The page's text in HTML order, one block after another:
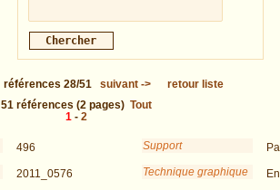
références 28/51 suivant->
retour liste
51 références (2 pages) Tout
1 - 2
496
2011_0576
Support
Technique graphique